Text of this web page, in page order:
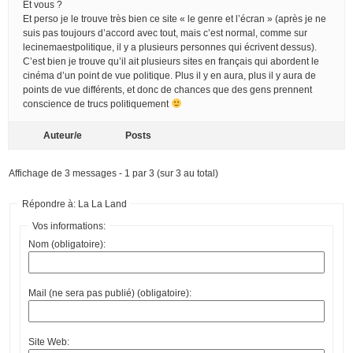
Et vous ?
Et perso je le trouve très bien ce site « le genre et l’écran » (après je ne
suis pas toujours d’accord avec tout, mais c’est normal, comme sur
lecinemaestpolitique, il y a plusieurs personnes qui écrivent dessus).
C’est bien je trouve qu’il ait plusieurs sites en français qui abordent le
cinéma d’un point de vue politique. Plus il y en aura, plus il y aura de
points de vue différents, et donc de chances que des gens prennent
conscience de trucs politiquement
Auteur/e Posts
Affichage de 3 messages - 1 par 3 (sur 3 au total)
Répondre à: La La Land
Vos informations:
Nom (obligatoire):
Mail (ne sera pas publié) (obligatoire):
Site Web: